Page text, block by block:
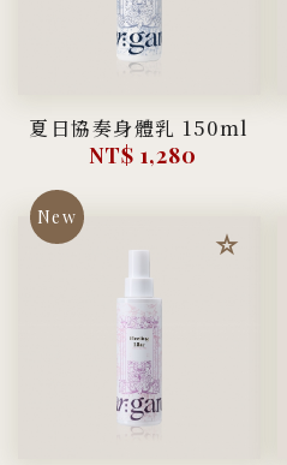
夏日協奏身體乳 150ml
NT$ 1,280